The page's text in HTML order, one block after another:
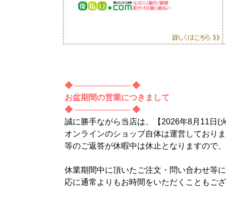
◆ ────────── ◆
お盆期間の営業につきまして
◆ ────────── ◆
誠に勝手ながら当店は、【2026年8月11日(
オンラインのショップ自体は運営しており
等のご返答が休暇中は休止となりますので
休業期間中に頂いたご注文・問い合わせ等
応に通常よりもお時間をいただくこともご